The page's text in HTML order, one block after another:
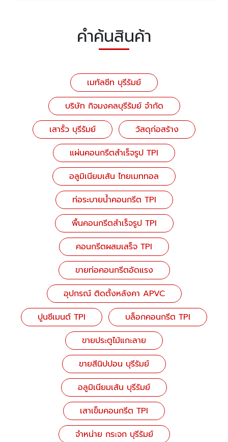
คำค้นสินค้า
เมทัลชีท บุรีรัมย์
บริษัท กิจมงคลบุรีรัมย์ จำกัด
เสารั้ว บุรีรัมย์
วัสดุก่อสร้าง
แผ่นคอนกรีตสำเร็จรูป TPI
อลูมิเนียมเส้น ไทยเมททอล
ท่อระบายน้ำคอนกรีต TPI
พื้นคอนกรีตสำเร็จรูป TPI
คอนกรีตผสมเสร็จ TPI
ขายท่อคอนกรีตอัดแรง
อุปกรณ์ ติดตั้งหลังคา APVC
ปูนซีเมนต์ TPI
บล็อกคอนกรีต TPI
ขายประตูไม้แกะลาย
ขายสีนิปปอน บุรีรัมย์
อลูมิเนียมเส้น บุรีรัมย์
เสาเข็มคอนกรีต TPI
จำหน่าย กระจก บุรีรัมย์